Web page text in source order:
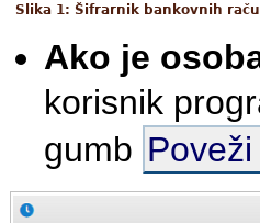
Slika 1: Šifrarnik bankovnih
Ako je
korisnik
gumb